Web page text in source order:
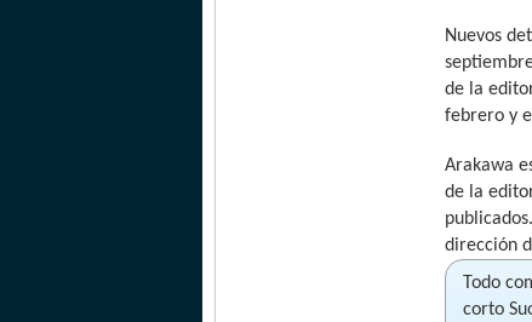
Nuevos
de la
febrero y
Arakawa
de la
dirección
Todo
corto